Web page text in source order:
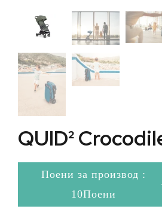
QUID²
Поени за производ :
10Поени